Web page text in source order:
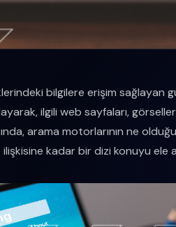
bilgilere erişim sağlayan
ilgili web sayfaları,
arama motorlarının ne
kadar bir dizi konuyu ele